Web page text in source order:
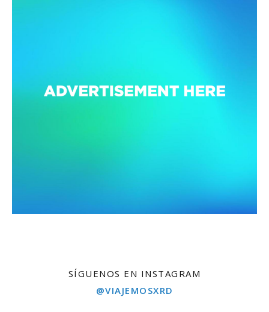
SÍGUENOS EN INSTAGRAM
@VIAJEMOSXRD